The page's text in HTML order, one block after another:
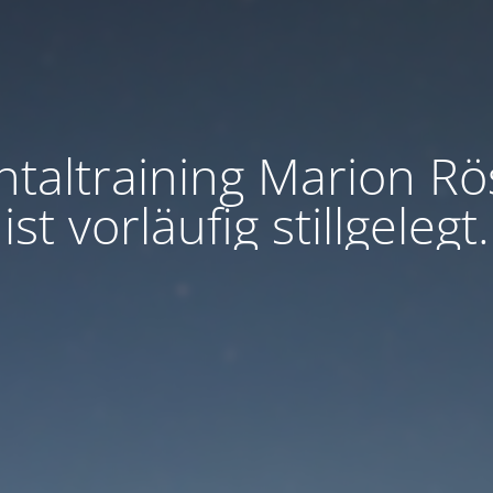
Marion
ist vorläufig stillgelegt.